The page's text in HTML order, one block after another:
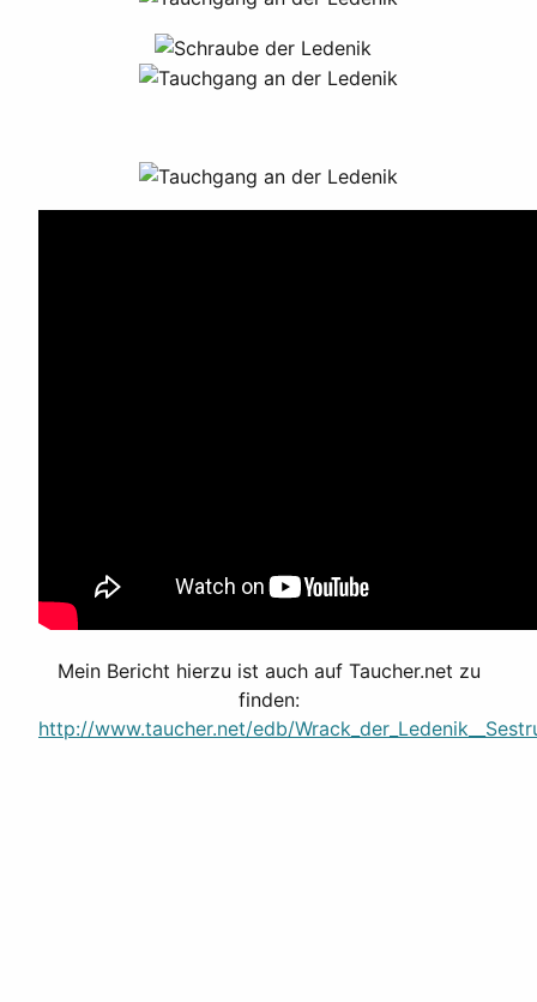
Mein Bericht hierzu ist auch auf Taucher.net zu
finden:
http://www.taucher.net/edb/